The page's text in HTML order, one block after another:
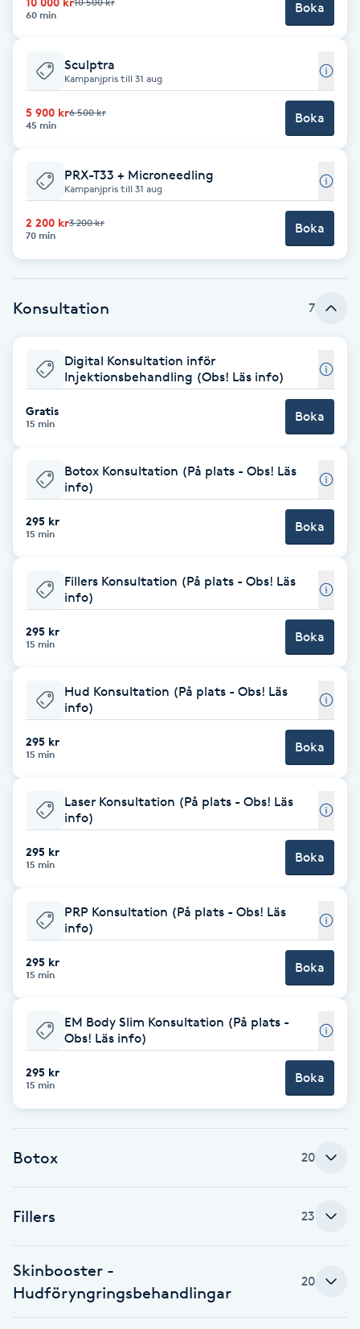
Makeup
Manikyr & Pedikyr
Massage
Medial vägledning
Medicinsk massage
Megavolymfransar
Melasma
Mesoterapi
Microshading
Mixfransar
Nagelförlängning
Nagelförlängning akryl
Nagelförlängning gelé
Nagelförlängning glasfiber
Nagelförlängning silke
Nagelförstärkning
Nagelklippning
Nagelsvamp
Nageltrång
Nagelvård
Naglar reparation
Navelpiercing
NBE-massage
60 min
Boka
Sculptra
Kampanjpris till 31 aug
5 900 kr6 500 kr
45 min
Boka
PRX-T33 + Microneedling
Kampanjpris till 31 aug
2 200 kr3 200 kr
70 min
Boka
Konsultation 7
Digital Konsultation inför
Injektionsbehandling (Obs! Läs info)
Gratis
15 min Boka
Botox Konsultation (På plats - Obs! Läs
info)
295 kr
15 min Boka
Fillers Konsultation (På plats - Obs! Läs
info)
295 kr
15 min Boka
Hud Konsultation (På plats - Obs! Läs
info)
295 kr
15 min Boka
Laser Konsultation (På plats - Obs! Läs
info)
295 kr
15 min Boka
PRP Konsultation (På plats - Obs! Läs
info)
295 kr
15 min Boka
EM Body Slim Konsultation (På plats -
Obs! Läs info)
295 kr
15 min Boka
Botox 20
Fillers 23
Skinbooster -
Hudföryngringsbehandlingar
20